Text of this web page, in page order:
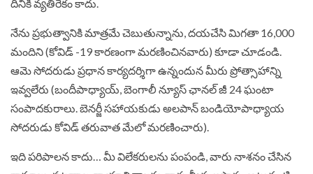
దీనికి వ్యతిరేకం కాదు.
నేను ప్రభుత్వానికి మాత్రమే చెబుతున్నాను, దయచేసి మిగతా 16,000
మందిని (కోవిడ్ -19 కారణంగా మరణించినవారు) కూడా చూడండి.
ఆమె సోదరుడు ప్రధాన కార్యదర్శిగా ఉన్నందున మీరు ప్రోత్సాహాన్ని
ఇవ్వలేరు (బందీపాధ్యాయ్, బెంగాలీ న్యూస్ ఛానల్ జీ 24 ఘంటా
సంపాదకురాలు. బెనర్జీ సహాయకుడు అలపాన్ బండియోపాధ్యాయ
సోదరుడు కోవిడ్ తరువాత మేలో మరణించారు).
ఇది పరిపాలన కాదు… మీ విలేకరులను పంపండి, వారు నాశనం చేసిన